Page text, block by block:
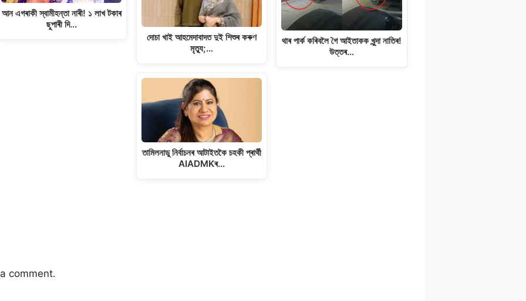
আন এগৰাকী স্বামীহন্তা নাৰী! ১ লাখ টকাৰ
ছুপাৰী দি…
দোচা খাই আহমেদাবাদত দুই শিশুৰ কৰুণ
মৃত্যু;…
তামিলনাডু নিৰ্বাচনৰ আটাইতকৈ চহকী প্ৰাৰ্থী
AIADMKৰ…
থাৰ পাৰ্ক কৰিবলৈ গৈ আইতাকক খুন্দা নাতিৰ!
উত্তৰ…
comment.